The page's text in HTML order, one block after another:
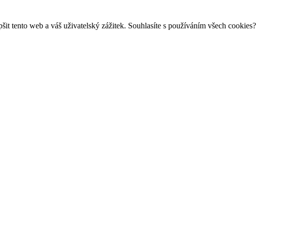
tento web a váš uživatelský zážitek. Souhlasíte s používáním všech cookies?